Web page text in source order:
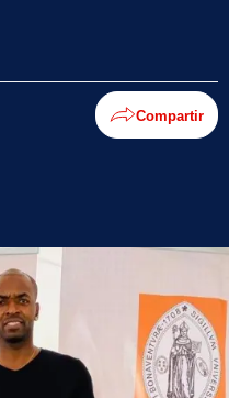
Compartir